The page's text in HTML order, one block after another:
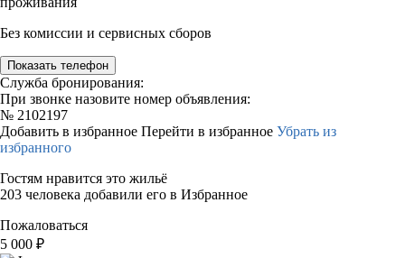
Без комиссии и сервисных сборов
Показать телефон
Служба бронирования:
При звонке назовите номер объявления:
№ 2102197
Добавить в избранное Перейти в избранное Убрать из
избранного
Гостям нравится это жильё
203 человека добавили его в Избранное
Пожаловаться
5 000 ₽